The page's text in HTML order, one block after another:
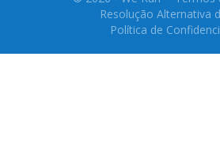
Resolução Alternativa
Política de